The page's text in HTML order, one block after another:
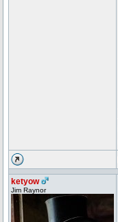
ketyow
Jim Raynor